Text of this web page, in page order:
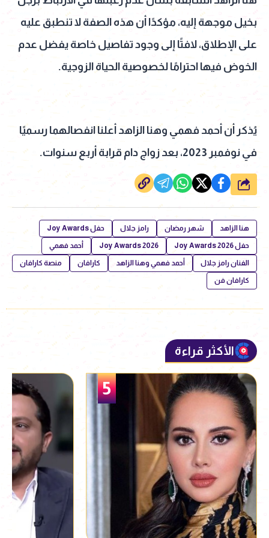
بخيل موجهة إليه، مؤكدًا أن هذه الصفة لا تنطبق عليه
على الإطلاق، لافتًا إلى وجود تفاصيل خاصة يفضل عدم
الخوض فيها احترامًا لخصوصية الحياة الزوجية.
يُذكر أن أحمد فهمي وهنا الزاهد أعلنا انفصالهما رسميًا
في نوفمبر 2023، بعد زواج دام قرابة أربع سنوات.
شارك
هنا الزاهد شهر رمضان رامز جلال حفل Joy Awards
حفل Joy Awards 2026 Joy Awards 2026 أحمد فهمي
الفنان رامز جلال أحمد فهمي وهنا الزاهد كارافان منصة كارافان
كارافان فن
الأكثر قراءة
6